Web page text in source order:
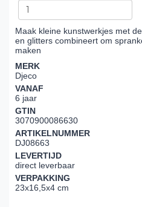
Maak kleine kunstwerkjes met
en glitters combineert om
maken
MERK
Djeco
VANAF
6 jaar
GTIN
3070900086630
ARTIKELNUMMER
DJ08663
LEVERTIJD
direct leverbaar
VERPAKKING
23x16,5x4 cm